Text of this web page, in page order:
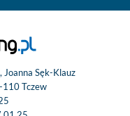
Joanna Sęk-Klauz
Tczew